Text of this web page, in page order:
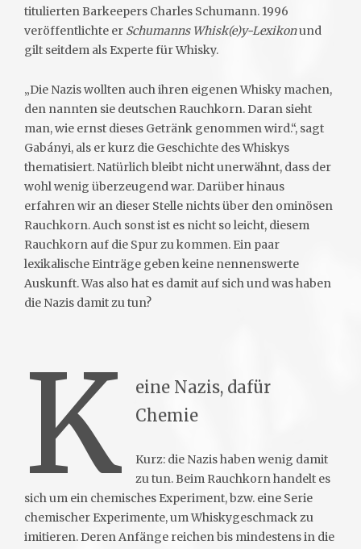
titulierten Barkeepers Charles Schumann. 1996
veröffentlichte er Schumanns Whisk(e)y-Lexikonund
gilt seitdem als Experte für Whisky.
„Die Nazis wollten auch ihren eigenen Whisky machen,
den nannten sie deutschen Rauchkorn. Daran sieht
man, wie ernst dieses Getränk genommen wird.“, sagt
Gabányi, als er kurz die Geschichte des Whiskys
thematisiert. Natürlich bleibt nicht unerwähnt, dass der
wohl wenig überzeugend war. Darüber hinaus
erfahren wir an dieser Stelle nichts über den ominösen
Rauchkorn. Auch sonst ist es nicht so leicht, diesem
Rauchkorn auf die Spur zu kommen. Ein paar
lexikalische Einträge geben keine nennenswerte
Auskunft. Was also hat es damit auf sich und was haben
die Nazis damit zu tun?
K
eine Nazis, dafür
Chemie
Kurz: die Nazis haben wenig damit
zu tun. Beim Rauchkorn handelt es
sich um ein chemisches Experiment, bzw. eine Serie
chemischer Experimente, um Whiskygeschmack zu
imitieren. Deren Anfänge reichen bis mindestens in die